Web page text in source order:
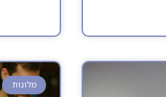
מלונות